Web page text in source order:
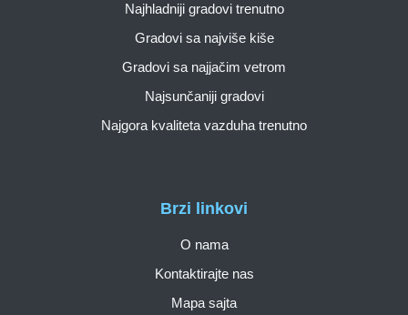
Brzi linkovi
O nama
Kontaktirajte nas
Mapa sajta
Najhladniji gradovi trenutno
Gradovi sa najviše kiše
Gradovi sa najjačim vetrom
Najsunčaniji gradovi
Najgora kvaliteta vazduha trenutno